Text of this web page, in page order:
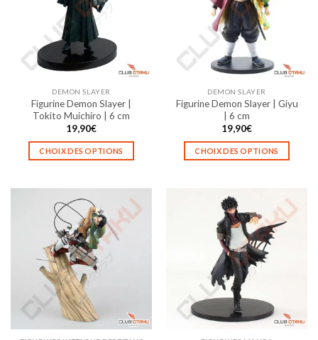
DEMON SLAYER
Figurine Demon Slayer |
Tokito Muichiro | 6 cm
19,90€
CHOIX DES OPTIONS
a
plusieurs
variations.
Les
options
peuvent
être
choisies
sur
la
DEMON SLAYER
Figurine Demon Slayer | Giyu
| 6 cm
19,90€
CHOIX DES OPTIONS
a
plusieurs
variations.
Les
options
peuvent
être
choisies
sur